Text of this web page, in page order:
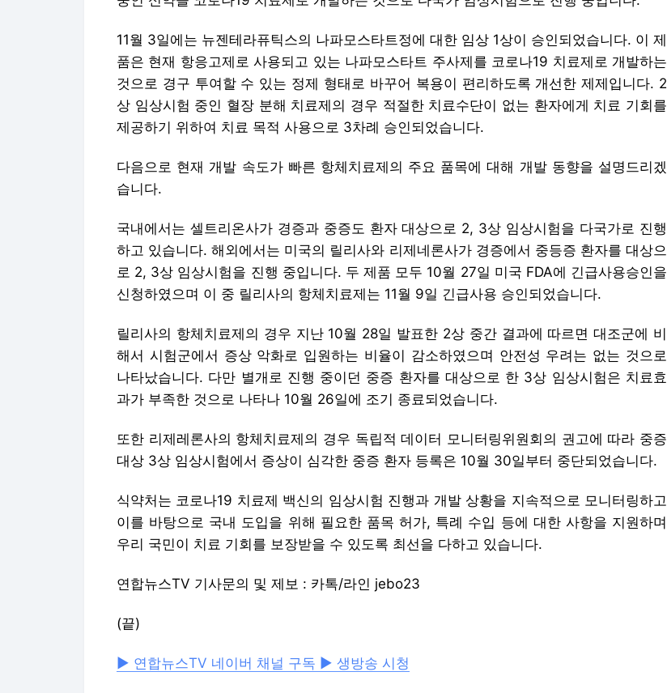
11월 3일에는 뉴젠테라퓨틱스의 나파모스타트정에 대한 임상 1상이 승인되었습니다. 이 제
품은 현재 항응고제로 사용되고 있는 나파모스타트 주사제를 코로나19 치료제로 개발하는
것으로 경구 투여할 수 있는 정제 형태로 바꾸어 복용이 편리하도록 개선한 제제입니다. 2
상 임상시험 중인 혈장 분해 치료제의 경우 적절한 치료수단이 없는 환자에게 치료 기회를
제공하기 위하여 치료 목적 사용으로 3차례 승인되었습니다.
다음으로 현재 개발 속도가 빠른 항체치료제의 주요 품목에 대해 개발 동향을 설명드리겠
습니다.
국내에서는 셀트리온사가 경증과 중증도 환자 대상으로 2, 3상 임상시험을 다국가로 진행
하고 있습니다. 해외에서는 미국의 릴리사와 리제네론사가 경증에서 중등증 환자를 대상으
로 2, 3상 임상시험을 진행 중입니다. 두 제품 모두 10월 27일 미국 FDA에 긴급사용승인을
신청하였으며 이 중 릴리사의 항체치료제는 11월 9일 긴급사용 승인되었습니다.
릴리사의 항체치료제의 경우 지난 10월 28일 발표한 2상 중간 결과에 따르면 대조군에 비
해서 시험군에서 증상 악화로 입원하는 비율이 감소하였으며 안전성 우려는 없는 것으로
나타났습니다. 다만 별개로 진행 중이던 중증 환자를 대상으로 한 3상 임상시험은 치료효
과가 부족한 것으로 나타나 10월 26일에 조기 종료되었습니다.
또한 리제레론사의 항체치료제의 경우 독립적 데이터 모니터링위원회의 권고에 따라 중증
대상 3상 임상시험에서 증상이 심각한 중증 환자 등록은 10월 30일부터 중단되었습니다.
식약처는 코로나19 치료제 백신의 임상시험 진행과 개발 상황을 지속적으로 모니터링하고
이를 바탕으로 국내 도입을 위해 필요한 품목 허가, 특례 수입 등에 대한 사항을 지원하며
우리 국민이 치료 기회를 보장받을 수 있도록 최선을 다하고 있습니다.
연합뉴스TV 기사문의 및 제보 : 카톡/라인 jebo23
(끝)
▶ 연합뉴스TV 네이버 채널 구독 ▶ 생방송 시청